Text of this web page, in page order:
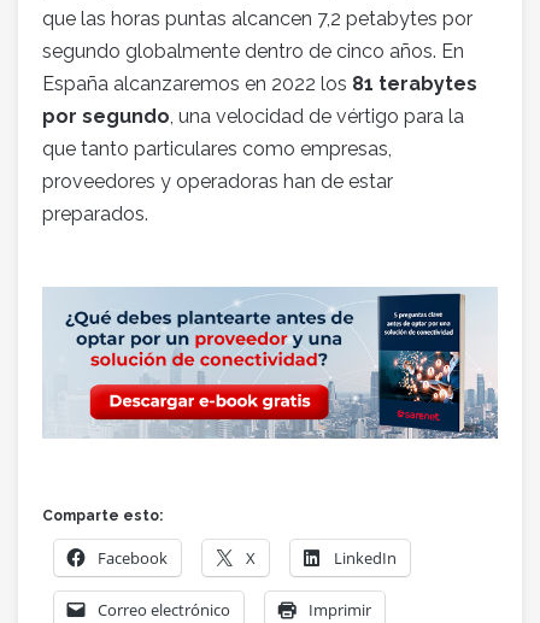
que las horas puntas alcancen 7,2 petabytes por
segundo globalmente dentro de cinco años. En
España alcanzaremos en 2022 los 81 terabytes
por segundo, una velocidad de vértigo para la
que tanto particulares como empresas,
proveedores y operadoras han de estar
preparados.
Comparte esto:
Facebook X LinkedIn
Correo electrónico Imprimir